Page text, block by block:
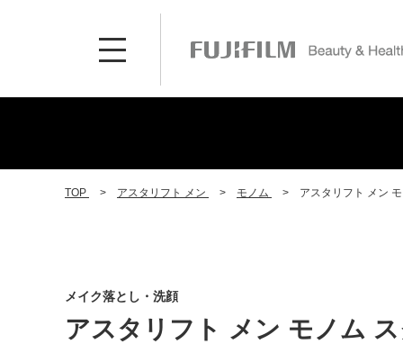
TOP アスタリフト メン モノム アスタリフト メン
メイク落とし・洗顔
アスタリフト メン モノム